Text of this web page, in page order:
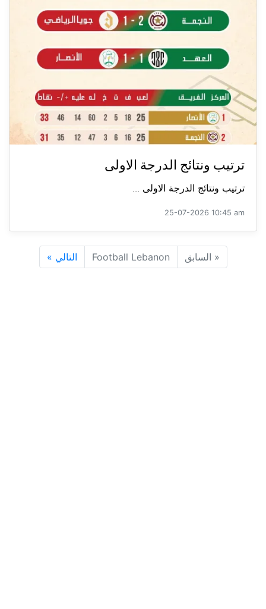
ترتيب ونتائج الدرجة الاولى
ترتيب ونتائج الدرجة الاولى ...
25-07-2026 10:45 am
« السابق Football Lebanon التالي »